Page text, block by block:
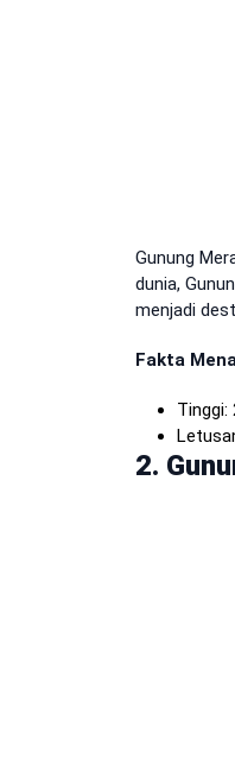
Gunung
dunia,
menjadi
Fakta
Tinggi:
2.